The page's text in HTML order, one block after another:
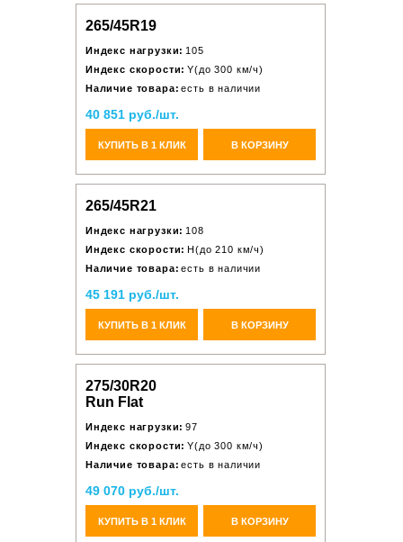
265/45R19
Индекс нагрузки: 105
Индекс скорости: Y(до 300 км/ч)
Наличие товара: есть в наличии
40 851 руб./шт.
КУПИТЬ В 1 КЛИК В КОРЗИНУ
265/45R21
Индекс нагрузки: 108
Индекс скорости: H(до 210 км/ч)
Наличие товара: есть в наличии
45 191 руб./шт.
КУПИТЬ В 1 КЛИК В КОРЗИНУ
275/30R20
Run Flat
Индекс нагрузки: 97
Индекс скорости: Y(до 300 км/ч)
Наличие товара: есть в наличии
49 070 руб./шт.
КУПИТЬ В 1 КЛИК В КОРЗИНУ